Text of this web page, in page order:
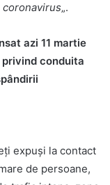
„.
azi 11 martie
privind conduita
expuși la contact
de persoane,